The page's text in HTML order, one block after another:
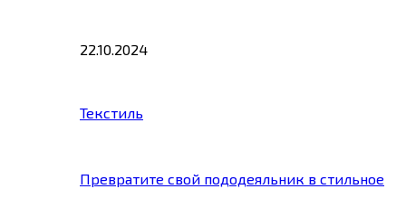
22.10.2024
Текстиль
Превратите свой пододеяльник в стильное